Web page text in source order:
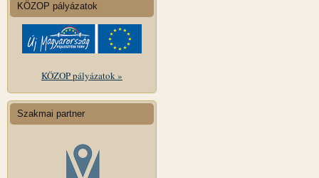
KÖZOP pályázatok
KÖZOP pályázatok »
Szakmai partner